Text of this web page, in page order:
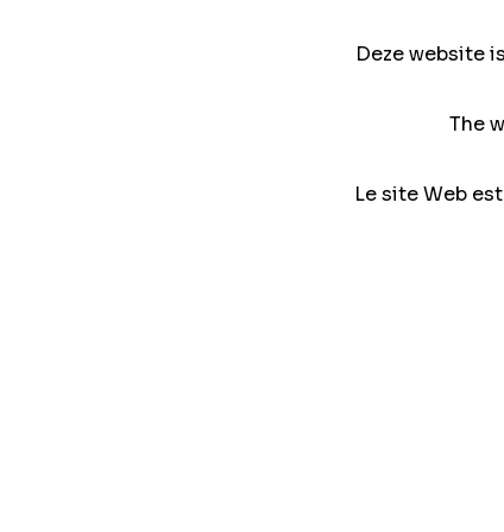
Deze website
The
Le site Web